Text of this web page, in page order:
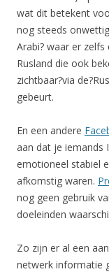
wat dit betekent
nog steeds
Arabi? waar er
Rusland die ook
zichtbaar?via
gebeurt.
En een andere
aan dat je iemands
emotioneel stabiel
afkomstig waren.
nog geen gebruik
doeleinden
Zo zijn er al een
netwerk informatie